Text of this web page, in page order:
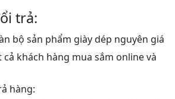
trả:
bộ sản phẩm giày dép nguyên giá
khách hàng mua sắm online và
hàng: